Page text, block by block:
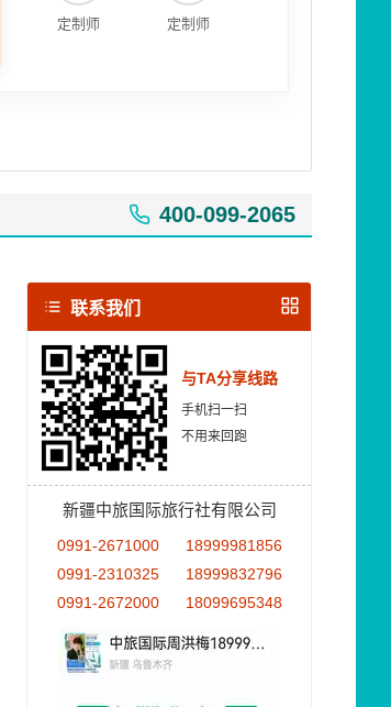
定制师 定制师
400-099-2065
联系我们
与TA分享线路
手机扫一扫
不用来回跑
新疆中旅国际旅行社有限公司
0991-2671000
18999981856
0991-2310325
18999832796
0991-2672000
18099695348